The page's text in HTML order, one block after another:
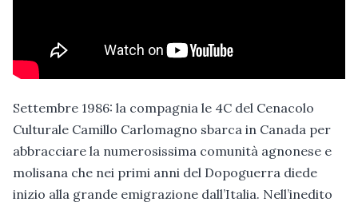
Settembre 1986: la compagnia le 4C del Cenacolo
Culturale Camillo Carlomagno sbarca in Canada per
abbracciare la numerosissima comunità agnonese e
molisana che nei primi anni del Dopoguerra diede
inizio alla grande emigrazione dall’Italia. Nell’inedito